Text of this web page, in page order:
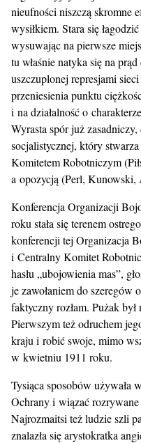
nieufności niszczą skromne
wysiłkiem. Stara się
wysuwając na pierwsze
tu właśnie natyka się na
uszczuplonej represjami
przeniesienia punktu
i na działalność o
Wyrasta spór już
socjalistycznej, który
Komitetem Robotniczym
a opozycją (Perl, Kunowski,
Konferencja Organizacji
roku stała się terenem
konferencji tej Organizacja
i Centralny Komitet
hasłu „ubojowienia mas”,
je zawołaniem do szeregów
faktyczny rozłam. Pużak
Pierwszym też odruchem
kraju i robić swoje, mimo
w kwietniu 1911 roku.
Tysiąca sposobów używała
Ochrany i wiązać
Najrozmaitsi też ludzie szli
znalazła się arystokratka